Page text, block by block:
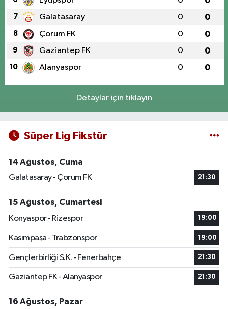
7 Galatasaray 0 0
8 Çorum FK 0 0
9 Gaziantep FK 0 0
10 Alanyaspor 0 0
Detaylar için tıklayın
Süper Lig Fikstür
14 Ağustos, Cuma
Galatasaray - Çorum FK
21:30
15 Ağustos, Cumartesi
Konyaspor - Rizespor
19:00
Kasımpaşa - Trabzonspor 19:00
Gençlerbirliği S.K. - Fenerbahçe 21:30
Gaziantep FK - Alanyaspor 21:30
16 Ağustos, Pazar